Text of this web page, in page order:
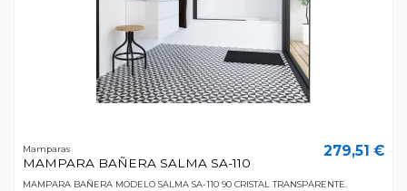
Mamparas
MAMPARA BAÑERA SALMA SA-110
279,51 €
MAMPARA BAÑERA MODELO SALMA SA-110 90 CRISTAL TRANSPARENTE.